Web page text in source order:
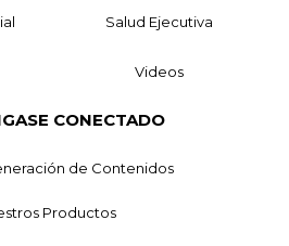
Salud Ejecutiva
Videos
CONECTADO
de Contenidos
Productos